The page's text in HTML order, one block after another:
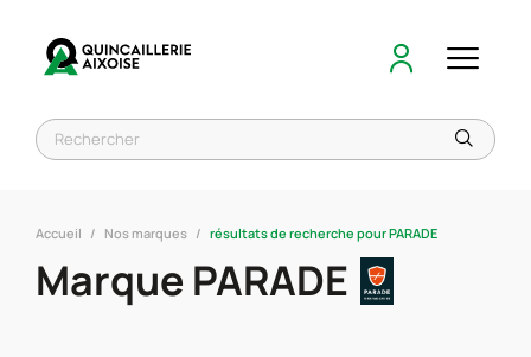
Accueil Nos marques résultats de recherche pour PARADE
Marque PARADE